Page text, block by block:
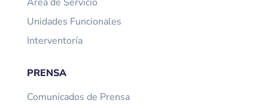
Unidades Funcionales
Interventoría
PRENSA
Comunicados de Prensa